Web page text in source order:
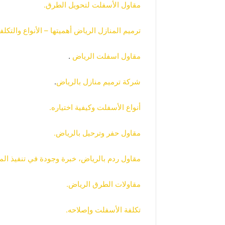
مقاول الأسفلت لتحويل الطرق.
ترميم المنازل الرياض أهميتها – الأنواع
مقاول اسفلت الرياض .
شركة ترميم منازل بالرياض.
أنواع الأسفلت وكيفية اختياره.
مقاول حفر وترحيل بالرياض.
مقاول ردم بالرياض، خبرة وجودة في تنفيذ
مقاولات الطرق الرياض.
تكلفة الأسفلت وإصلاحه.